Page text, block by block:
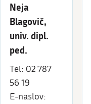
Neja
Blagovič,
univ. dipl.
ped.
Tel: 02 787
56 19
E-naslov: